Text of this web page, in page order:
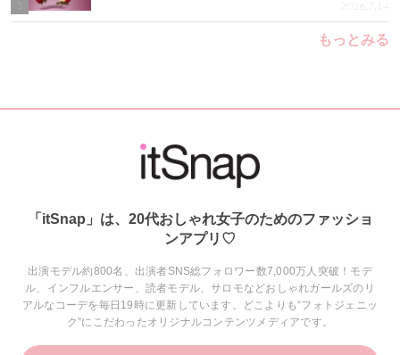
2026.7.14
もっとみる
「itSnap」は、20代おしゃれ女子のためのファッショ
ンアプリ♡
出演モデル約800名、出演者SNS総フォロワー数7,000万人突破！モデ
ル、インフルエンサー、読者モデル、サロモなどおしゃれガールズのリ
アルなコーデを毎日19時に更新しています。どこよりも“フォトジェニッ
ク”にこだわったオリジナルコンテンツメディアです。